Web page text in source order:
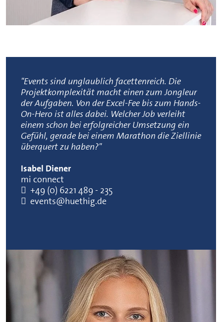
"Events sind unglaublich facettenreich. Die
Projektkomplexität macht einen zum Jongleur
der Aufgaben. Von der Excel-Fee bis zum Hands-
On-Hero ist alles dabei. Welcher Job verleiht
einem schon bei erfolgreicher Umsetzung ein
Gefühl, gerade bei einem Marathon die Ziellinie
überquert zu haben?"
Isabel Diener
mi connect
+49 (0) 6221 489 - 235
events@huethig.de